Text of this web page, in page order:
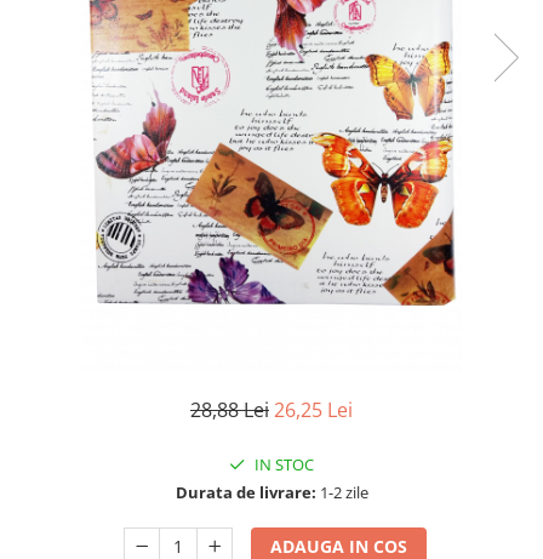
28,88 Lei26,25 Lei
IN STOC
Durata de livrare: 1-2 zile
ADAUGA IN COS